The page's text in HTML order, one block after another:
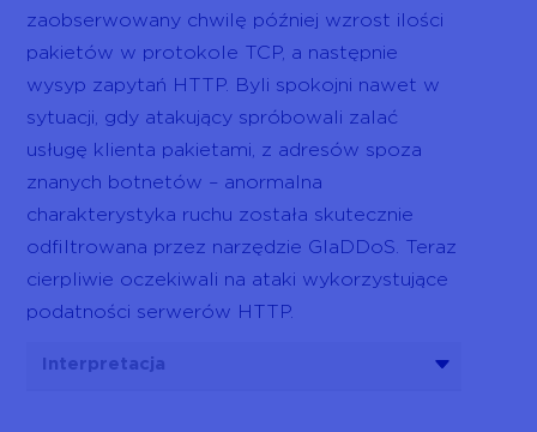
zaobserwowany chwilę później wzrost ilości
pakietów w protokole TCP, a następnie
wysyp zapytań HTTP. Byli spokojni nawet w
sytuacji, gdy atakujący spróbowali zalać
usługę klienta pakietami, z adresów spoza
znanych botnetów – anormalna
charakterystyka ruchu została skutecznie
odfiltrowana przez narzędzie GlaDDoS. Teraz
cierpliwie oczekiwali na ataki wykorzystujące
podatności serwerów HTTP.
Interpretacja